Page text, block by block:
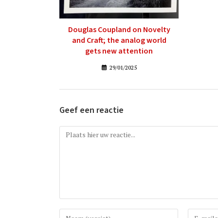
Douglas Coupland on Novelty
and Craft; the analog world
gets new attention
29/01/2025
Geef een reactie
Reactie
Vul Vul